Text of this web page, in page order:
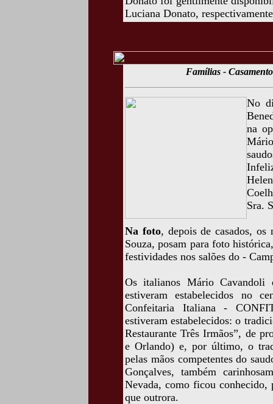
Luciana Donato,
Famílias -
No
na
Sra.
Na foto, depois de casados,
Souza, posam para foto
festividades nos salões do -
Os italianos Mário Cavandoli
estiveram estabelecidos no
Confeitaria Italiana -
estiveram estabelecidos: o
Restaurante Três Irmãos”, de
e Orlando) e, por último, o
pelas mãos competentes do
Gonçalves, também
Nevada, como ficou conhecido,
que outrora.